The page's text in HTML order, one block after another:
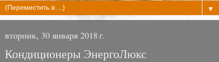
▼
вторник, 30 января 2018 г.
Кондиционеры ЭнергоЛюкс